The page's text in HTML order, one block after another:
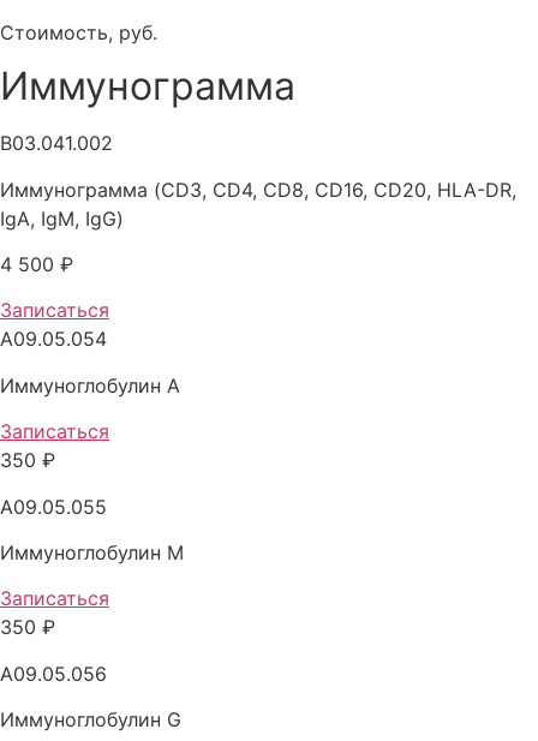
Стоимость, руб.
Иммунограмма
B03.041.002
Иммунограмма (CD3, CD4, CD8, CD16, CD20, HLA-DR,
IgA, IgM, IgG)
4 500 ₽
Записаться
A09.05.054
Иммуноглобулин A
Записаться
350 ₽
A09.05.055
Иммуноглобулин M
Записаться
350 ₽
A09.05.056
Иммуноглобулин G